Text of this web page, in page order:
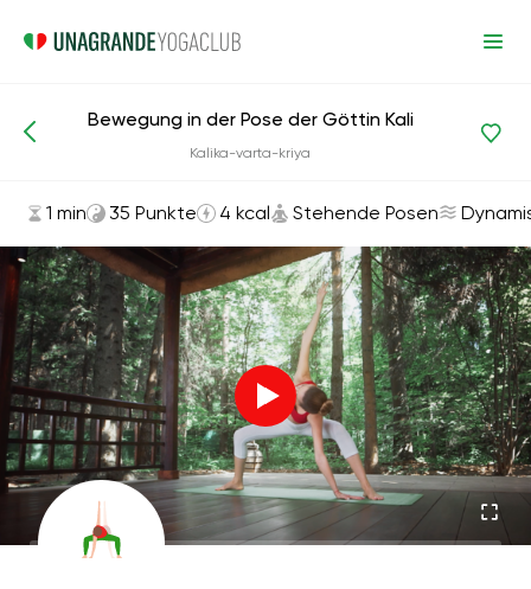
Asanas und Übungen Stehende Posen
Bewegung in der Pose der Göttin Kali
Kalika-varta-kriya
1 min 35 Punkte 4 kcal Stehende Posen